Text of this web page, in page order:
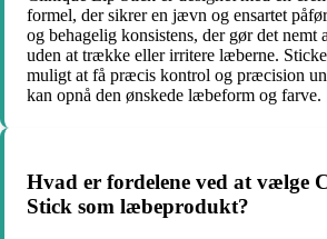
formel, der sikrer en jævn og ensartet
og behagelig konsistens, der gør det nemt
uden at trække eller irritere læberne.
muligt at få præcis kontrol og præcision
kan opnå den ønskede læbeform og farve.
Hvad er fordelene ved at vælge
Stick som læbeprodukt?